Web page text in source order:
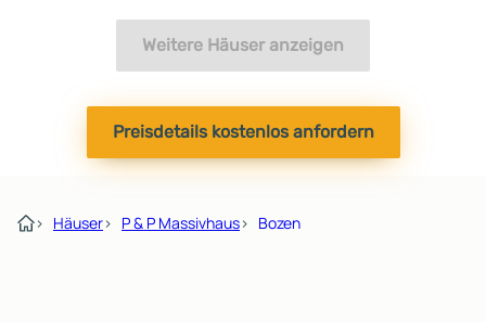
Weitere Häuser anzeigen
Preisdetails kostenlos anfordern
› Häuser› P & P Massivhaus› Bozen